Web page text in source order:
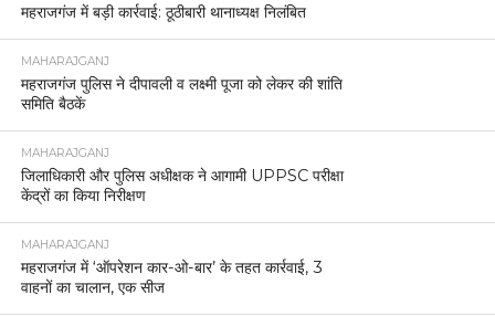
महराजगंज में बड़ी कार्रवाई: ठूठीबारी थानाध्यक्ष निलंबित
MAHARAJGANJ
महराजगंज पुलिस ने दीपावली व लक्ष्मी पूजा को लेकर की शांति
समिति बैठकें
MAHARAJGANJ
जिलाधिकारी और पुलिस अधीक्षक ने आगामी UPPSC परीक्षा
केंद्रों का किया निरीक्षण
MAHARAJGANJ
महराजगंज में ‘ऑपरेशन कार-ओ-बार’ के तहत कार्रवाई, 3
वाहनों का चालान, एक सीज